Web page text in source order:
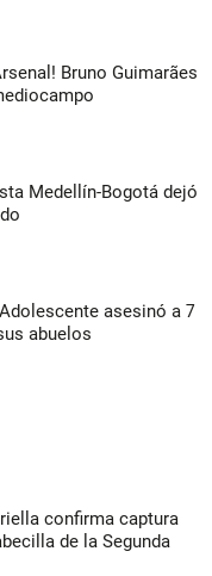
Bruno Guimarães
Medellín-Bogotá dejó
asesinó a 7
abuelos
confirma captura
de la Segunda